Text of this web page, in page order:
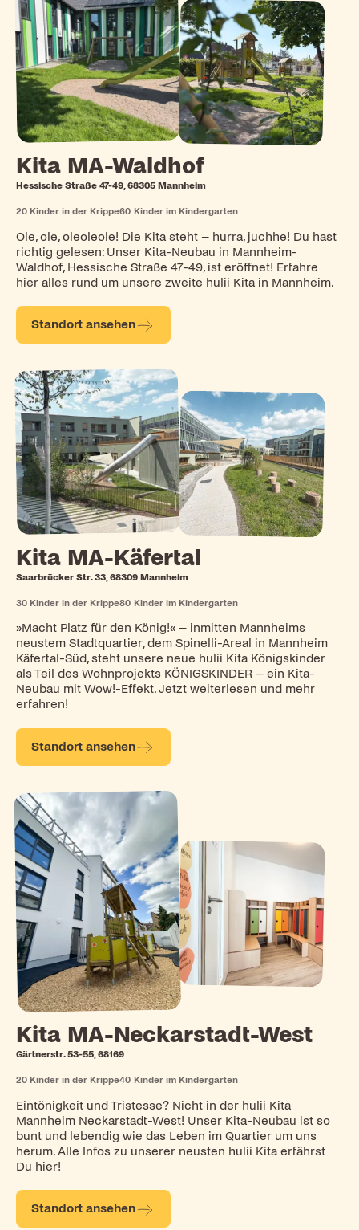
Kita MA-Waldhof
Hessische Straße 47-49, 68305 Mannheim
20 Kinder in der Krippe60 Kinder im Kindergarten
Ole, ole, oleoleole! Die Kita steht – hurra, juchhe! Du hast
richtig gelesen: Unser Kita-Neubau in Mannheim-
Waldhof, Hessische Straße 47-49, ist eröffnet! Erfahre
hier alles rund um unsere zweite hulii Kita in Mannheim.
Standort ansehen
Kita MA-Käfertal
Saarbrücker Str. 33, 68309 Mannheim
30 Kinder in der Krippe80 Kinder im Kindergarten
»Macht Platz für den König!« – inmitten Mannheims
neustem Stadtquartier, dem Spinelli-Areal in Mannheim
Käfertal-Süd, steht unsere neue hulii Kita Königskinder
als Teil des Wohnprojekts KÖNIGSKINDER – ein Kita-
Neubau mit Wow!-Effekt. Jetzt weiterlesen und mehr
erfahren!
Standort ansehen
Kita MA-Neckarstadt-West
Gärtnerstr. 53-55, 68169
20 Kinder in der Krippe40 Kinder im Kindergarten
Eintönigkeit und Tristesse? Nicht in der hulii Kita
Mannheim Neckarstadt-West! Unser Kita-Neubau ist so
bunt und lebendig wie das Leben im Quartier um uns
herum. Alle Infos zu unserer neusten hulii Kita erfährst
Du hier!
Standort ansehen